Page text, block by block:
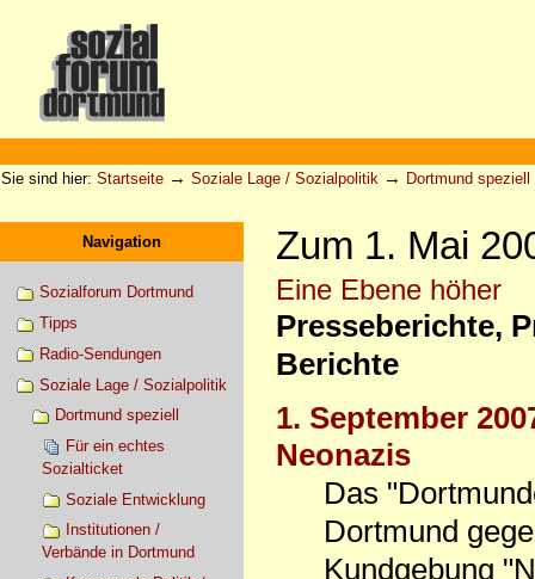
Werkzeuge
Sie sind hier: Startseite → Soziale Lage / Sozialpolitik → Dortmund speziell
Navigation
Sozialforum Dortmund
Tipps
Radio-Sendungen
Soziale Lage / Sozialpolitik
Dortmund speziell
Für ein echtes
Sozialticket
Soziale Entwicklung
Institutionen /
Verbände in Dortmund
Zum 1. Mai
Eine Ebene höher
Presseberichte,
Berichte
1. September
Neonazis
Das
Dortmund
Kundgebung